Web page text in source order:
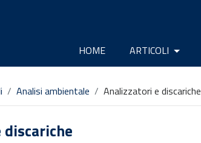
HOME ARTICOLI
Analisi ambientale Analizzatori e discariche